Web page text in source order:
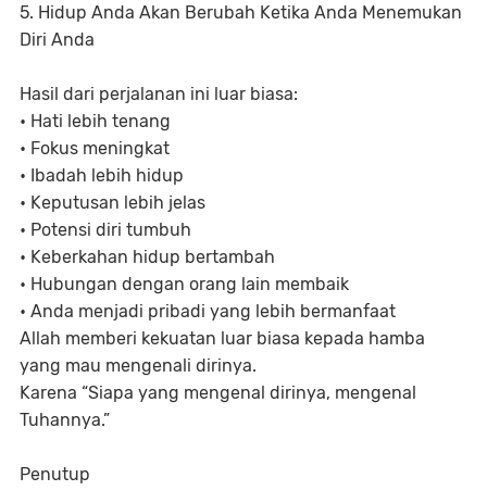
5. Hidup Anda Akan Berubah Ketika Anda Menemukan
Diri Anda
Hasil dari perjalanan ini luar biasa:
• Hati lebih tenang
• Fokus meningkat
• Ibadah lebih hidup
• Keputusan lebih jelas
• Potensi diri tumbuh
• Keberkahan hidup bertambah
• Hubungan dengan orang lain membaik
• Anda menjadi pribadi yang lebih bermanfaat
Allah memberi kekuatan luar biasa kepada hamba
yang mau mengenali dirinya.
Karena “Siapa yang mengenal dirinya, mengenal
Tuhannya.”
Penutup